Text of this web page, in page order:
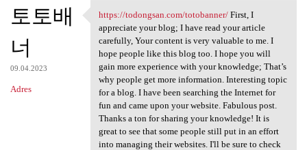
토토배
너
09.04.2023
Adres
https://todongsan.com
https://todongsan.com/totobanner/First, I
appreciate your blog; I have read your article
carefully, Your content is very valuable to me. I
hope people like this blog too. I hope you will
gain more experience with your knowledge; That’s
why people get more information. Interesting topic
for a blog. I have been searching the Internet for
fun and came upon your website. Fabulous post.
Thanks a ton for sharing your knowledge! It is
great to see that some people still put in an effort
into managing their websites. I'll be sure to check